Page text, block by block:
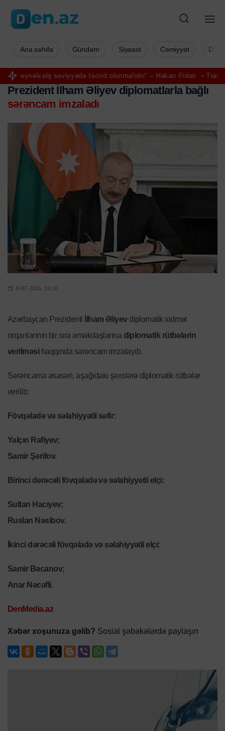
səviyyədə təcrid olunmalıdır” – Hakan Fidan Tramp İlham
Ana səhifə Gündəm Siyasət Cəmiyyət
Prezident İlham Əliyev diplomatlarla bağlı
sərəncam imzaladı
8-07-2026, 16:16
Azərbaycan Prezidenti İlham Əliyevdiplomatik xidmət
orqanlarının bir sıra əməkdaşlarına diplomatik rütbələrin
verilməsi haqqında sərəncam imzalayıb.
Sərəncama əsasən, aşağıdakı şəxslərə diplomatik rütbələr
verilib:
Fövqəladə və səlahiyyətli səfir:
Yalçın Rafiyev;
Samir Şərifov.
Birinci dərəcəli fövqəladə və səlahiyyətli elçi:
Sultan Hacıyev;
Ruslan Nəsibov.
İkinci dərəcəli fövqəladə və səlahiyyətli elçi:
Samir Bəcanov;
Anar Nəcəfli.
DenMedia.az
Xəbər xoşunuza gəlib? Sosial şəbəkələrdə paylaşın